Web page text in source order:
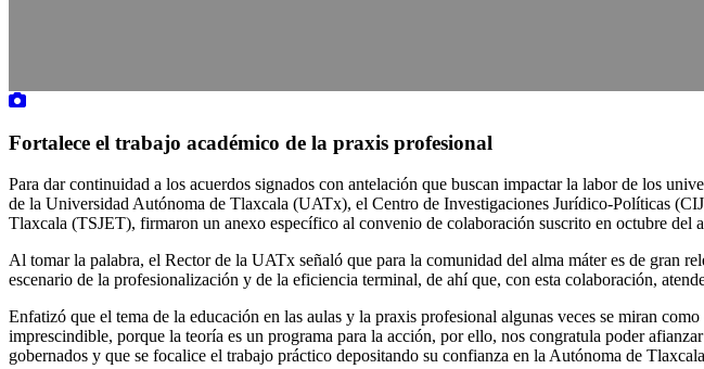
Fortalece el trabajo académico de la praxis profesional
Para dar continuidad a los acuerdos signados con antelación que buscan impactar la labor de los
de la Universidad Autónoma de Tlaxcala (UATx), el Centro de Investigaciones Jurídico-Políticas
Tlaxcala (TSJET), firmaron un anexo específico al convenio de colaboración suscrito en octubre del
Al tomar la palabra, el Rector de la UATx señaló que para la comunidad del alma máter es de gran
escenario de la profesionalización y de la eficiencia terminal, de ahí que, con esta colaboración,
Enfatizó que el tema de la educación en las aulas y la praxis profesional algunas veces se miran
imprescindible, porque la teoría es un programa para la acción, por ello, nos congratula poder
gobernados y que se focalice el trabajo práctico depositando su confianza en la Autónoma de